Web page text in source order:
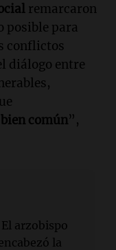
remarcaron
posible para
conflictos
diálogo entre
bien común”,
El arzobispo
la